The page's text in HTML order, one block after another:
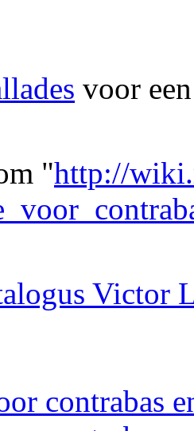
voor
"http://
Victor
contrabas